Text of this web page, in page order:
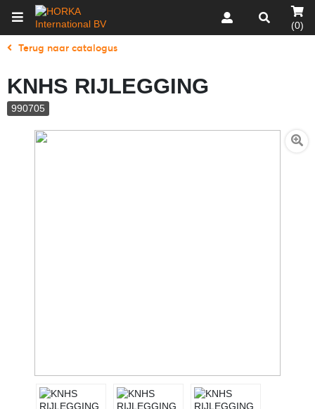
(0)
Terug naar catalogus
KNHS RIJLEGGING
990705